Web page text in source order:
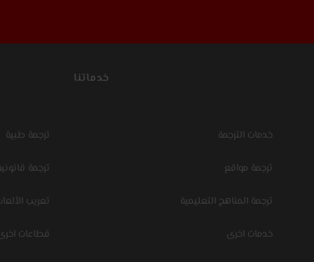
خدماتنا
خدمات الترجمة
ترجمة مواقع
ترجمة المناهج التعليمية
خدمات اخرى
ترجمة طبية
ترجمة
تعريب
قطاعات